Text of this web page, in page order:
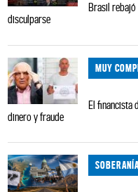
Brasil rebajó
disculparse
MUY
El financista
dinero y fraude